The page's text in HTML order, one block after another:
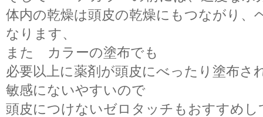
体内の乾燥は頭皮の乾燥にもつながり、
なります、
また カラーの塗布でも
必要以上に薬剤が頭皮にべったり塗布さ
敏感にないやすいので
頭皮につけないゼロタッチもおすすめし